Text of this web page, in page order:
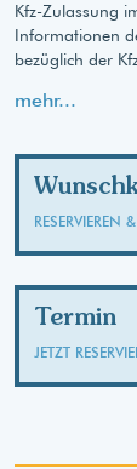
Kfz-Zulassung
Informationen
bezüglich der
mehr...
RESERVIEREN
Termin
JETZT